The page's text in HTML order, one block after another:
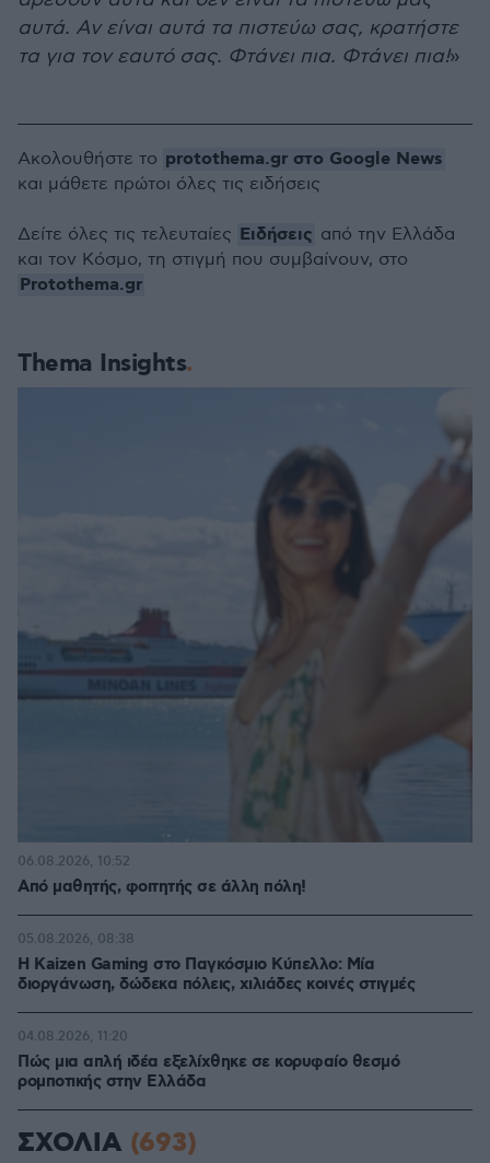
αυτά. Αν είναι αυτά τα πιστεύω σας, κρατήστε
τα για τον εαυτό σας. Φτάνει πια. Φτάνει πια!»
Thema Insights
Από μαθητής, φοιτητής σε άλλη πόλη!
06.08.2026, 10:52
H Kaizen Gaming στο Παγκόσμιο Kύπελλο: Μία
διοργάνωση, δώδεκα πόλεις, χιλιάδες κοινές στιγμές
05.08.2026, 08:38
Πώς μια απλή ιδέα εξελίχθηκε σε κορυφαίο θεσμό
ρομποτικής στην Ελλάδα
04.08.2026, 11:20
Ακολουθήστε το protothema.gr στο Google News
και μάθετε πρώτοι όλες τις ειδήσεις
Δείτε όλες τις τελευταίες Ειδήσεις από την Ελλάδα
και τον Κόσμο, τη στιγμή που συμβαίνουν, στο
Protothema.gr
ΣΧΟΛΙΑ (693)